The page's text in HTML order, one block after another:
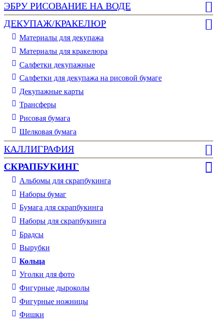
ЭБРУ РИСОВАНИЕ НА ВОДЕ
ДЕКУПАЖ/КРАКЕЛЮР
Материалы для декупажа
Материалы для кракелюра
Cалфетки декупажные
Салфетки для декупажа на рисовой бумаге
Декупажные карты
Трансферы
Рисовая бумага
Шелковая бумага
КАЛЛИГРАФИЯ
СКРАПБУКИНГ
Альбомы для скрапбукинга
Наборы бумаг
Бумага для скрапбукинга
Наборы для скрапбукинга
Брадсы
Вырубки
Кольца
Уголки для фото
Фигурные дыроколы
Фигурные ножницы
Фишки